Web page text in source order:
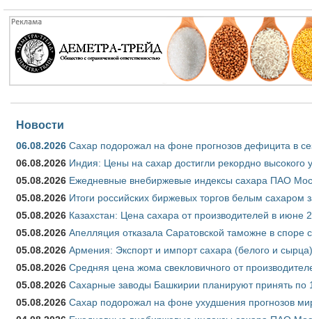
Новости
06.08.2026 Сахар подорожал на фоне прогнозов дефицита в
06.08.2026 Индия: Цены на сахар достигли рекордно высокого
05.08.2026 Ежедневные внебиржевые индексы сахара ПАО
05.08.2026 Итоги российских биржевых торгов белым сахаром
05.08.2026 Казахстан: Цена сахара от производителей в июне
05.08.2026 Апелляция отказала Саратовской таможне в
05.08.2026 Армения: Экспорт и импорт сахара (белого и
05.08.2026 Средняя цена жома свекловичного от
05.08.2026 Сахарные заводы Башкирии планируют принять по
05.08.2026 Сахар подорожал на фоне ухудшения прогнозов